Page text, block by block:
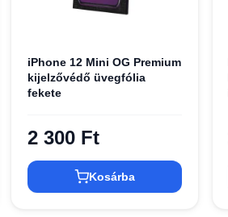
iPhone 12 Mini OG Premium
kijelzővédő üvegfólia
fekete
2 300 Ft
Kosárba